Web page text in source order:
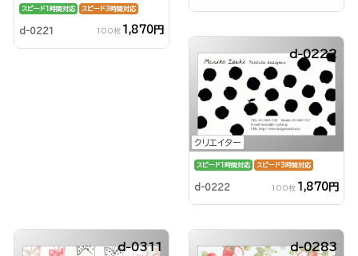
スピード1時間対応 スピード3時間対応
d-0221 100枚 1,870円
クリエイター
d-0222
スピード1時間対応 スピード3時間対応
d-0222 100枚 1,870円
d-0311 d-0283